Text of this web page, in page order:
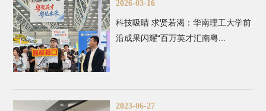
2026-03-16
科技吸睛 求贤若渴：华南理工大学前
沿成果闪耀“百万英才汇南粤...
2023-06-27